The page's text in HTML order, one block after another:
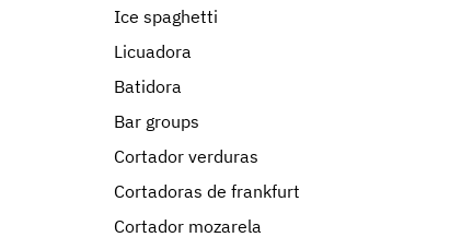
Ice spaghetti
Licuadora
Batidora
Bar groups
Cortador verduras
Cortadoras de frankfurt
Cortador mozarela